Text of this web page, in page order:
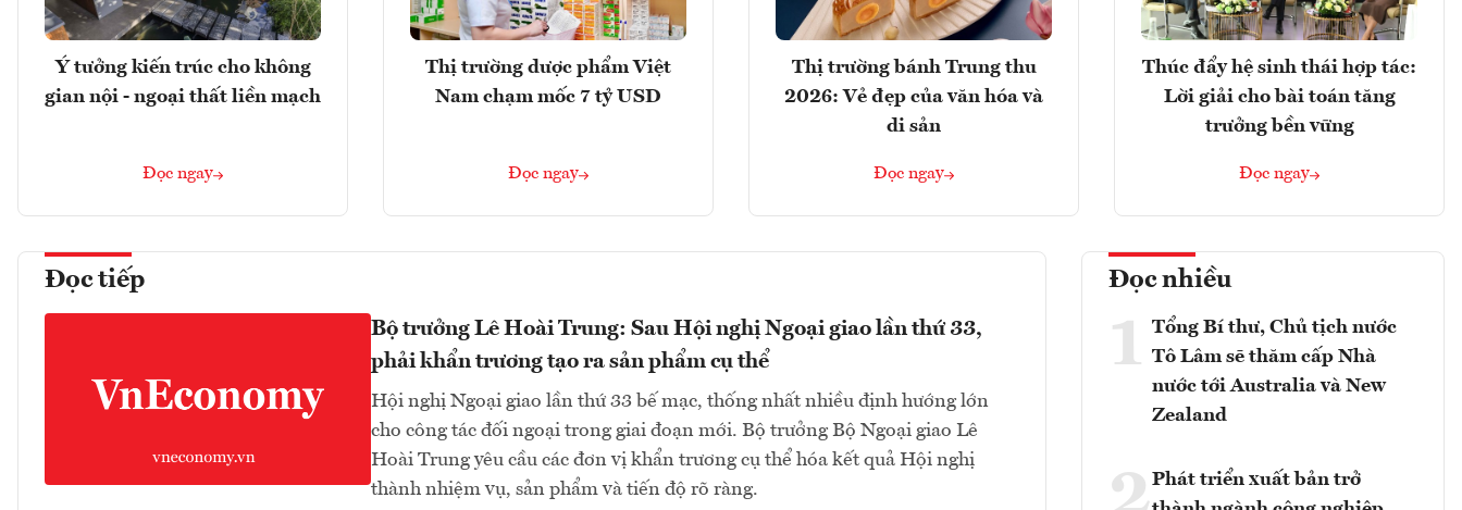
Ý tưởng kiến trúc cho không
gian nội - ngoại thất liền mạch
Đọc ngay
Thị trường dược phẩm Việt
Nam chạm mốc 7 tỷ USD
Đọc ngay
Thị trường bánh Trung thu
2026: Vẻ đẹp của văn hóa và
di sản
Đọc ngay
Thúc đẩy hệ sinh thái hợp tác:
Lời giải cho bài toán tăng
trưởng bền vững
Đọc ngay
Đọc tiếp
Bộ trưởng Lê Hoài Trung: Sau Hội nghị Ngoại giao lần thứ 33,
phải khẩn trương tạo ra sản phẩm cụ thể
Hội nghị Ngoại giao lần thứ 33 bế mạc, thống nhất nhiều định hướng lớn
cho công tác đối ngoại trong giai đoạn mới. Bộ trưởng Bộ Ngoại giao Lê
Hoài Trung yêu cầu các đơn vị khẩn trương cụ thể hóa kết quả Hội nghị
thành nhiệm vụ, sản phẩm và tiến độ rõ ràng.
Đọc nhiều
1 Tổng Bí thư, Chủ tịch nước
Tô Lâm sẽ thăm cấp Nhà
nước tới Australia và New
Zealand
Phát triển xuất bản trở